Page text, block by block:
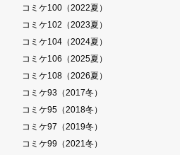
コミケ100（2022夏）
コミケ102（2023夏）
コミケ104（2024夏）
コミケ106（2025夏）
コミケ108（2026夏）
コミケ93（2017冬）
コミケ95（2018冬）
コミケ97（2019冬）
コミケ99（2021冬）